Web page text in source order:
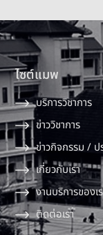
ไซต์แมพ
บริการวิชาการ
ข่าววิชาการ
ข่าวกิจกรรม /
เกี่ยวกับเรา
งานบริการของเ
ติดต่อเรา